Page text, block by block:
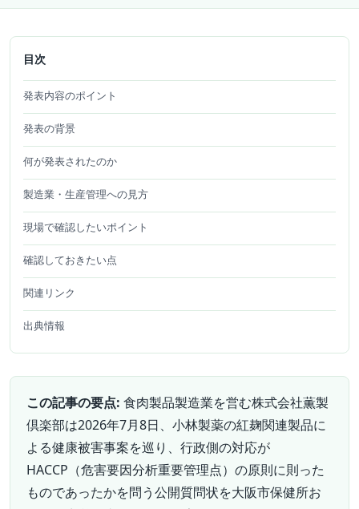
目次
発表内容のポイント
発表の背景
何が発表されたのか
製造業・生産管理への見方
現場で確認したいポイント
確認しておきたい点
関連リンク
出典情報
この記事の要点: 食肉製品製造業を営む株式会社薫製
倶楽部は2026年7月8日、小林製薬の紅麹関連製品に
よる健康被害事案を巡り、行政側の対応が
HACCP（危害要因分析重要管理点）の原則に則った
ものであったかを問う公開質問状を大阪市保健所お